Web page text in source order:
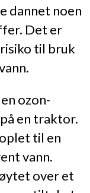
dannet noen
Det er
til bruk
ozon-
en traktor.
til en
vann.
over et